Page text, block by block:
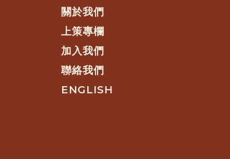
關於我們
上策專欄
加入我們
聯絡我們
ENGLISH